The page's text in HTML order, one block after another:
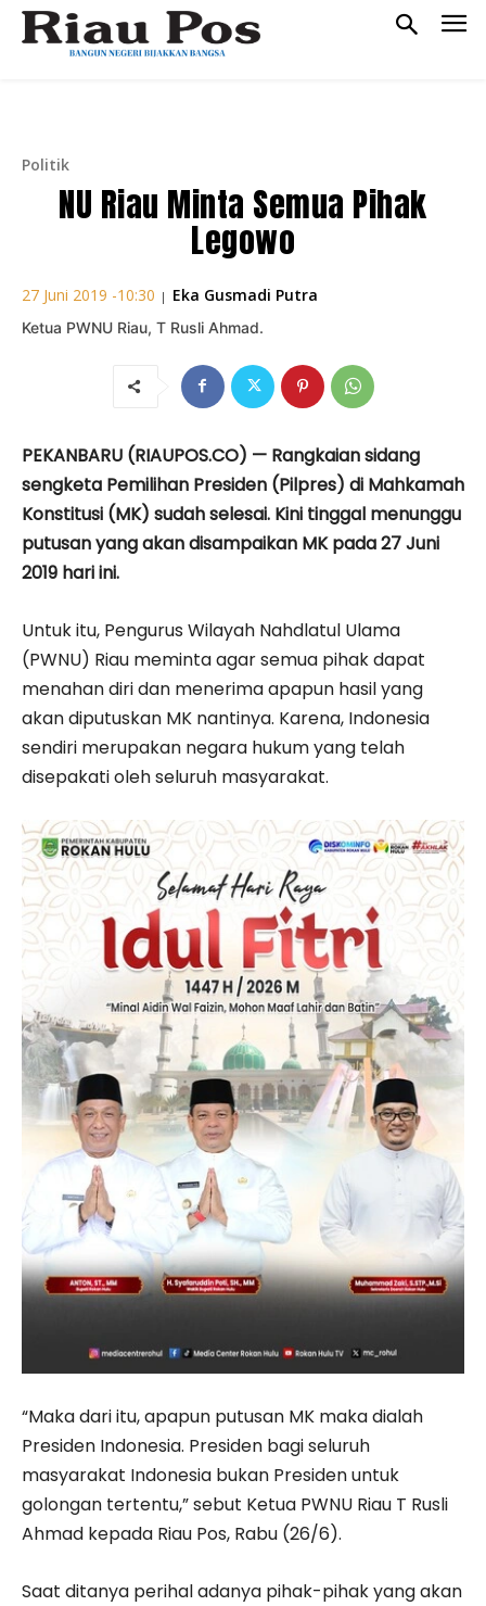
Politik
NU Riau Minta Semua Pihak
Legowo
27 Juni 2019 -10:30 | Eka Gusmadi Putra
Ketua PWNU Riau, T Rusli Ahmad.
PEKANBARU (RIAUPOS.CO) — Rangkaian sidang
sengketa Pemilihan Presiden (Pilpres) di Mahkamah
Konstitusi (MK) sudah selesai. Kini tinggal menunggu
putusan yang akan disampaikan MK pada 27 Juni
2019 hari ini.
Untuk itu, Pengurus Wilayah Nahdlatul Ulama
(PWNU) Riau meminta agar semua pihak dapat
menahan diri dan menerima apapun hasil yang
akan diputuskan MK nantinya. Karena, Indonesia
sendiri merupakan negara hukum yang telah
disepakati oleh seluruh masyarakat.
“Maka dari itu, apapun putusan MK maka dialah
Presiden Indonesia. Presiden bagi seluruh
masyarakat Indonesia bukan Presiden untuk
golongan tertentu,” sebut Ketua PWNU Riau T Rusli
Ahmad kepada Riau Pos, Rabu (26/6).
Saat ditanya perihal adanya pihak-pihak yang akan